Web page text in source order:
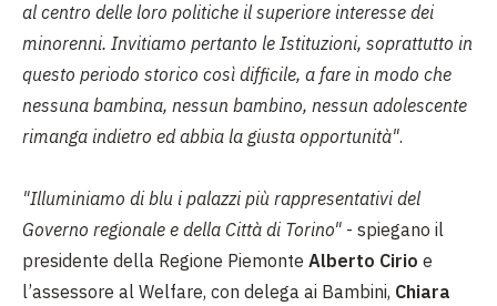
al centro delle loro politiche il superiore interesse dei
minorenni. Invitiamo pertanto le Istituzioni, soprattutto in
questo periodo storico così difficile, a fare in modo che
nessuna bambina, nessun bambino, nessun adolescente
rimanga indietro ed abbia la giusta opportunità".
"Illuminiamo di blu i palazzi più rappresentativi del
Governo regionale e della Città di Torino" - spiegano il
presidente della Regione Piemonte Alberto Cirio e
l’assessore al Welfare, con delega ai Bambini, Chiara